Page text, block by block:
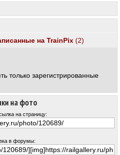
на фото
на страницу:
в форумы:
на TrainPix (2)
только зарегистрированные